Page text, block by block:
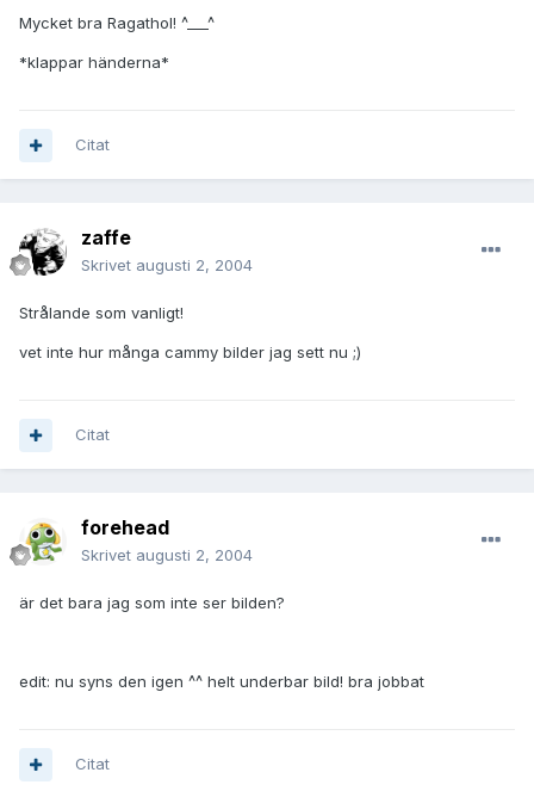
Mycket bra Ragathol! ^___^
*klappar händerna*
Citat
zaffe
Skrivet augusti 2, 2004
Strålande som vanligt!
vet inte hur många cammy bilder jag sett nu ;)
Citat
forehead
Skrivet augusti 2, 2004
är det bara jag som inte ser bilden?
edit: nu syns den igen ^^ helt underbar bild! bra jobbat
Citat